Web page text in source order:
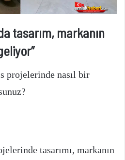
tasarım, markanın
projelerinde nasıl bir
tasarımı, markanın